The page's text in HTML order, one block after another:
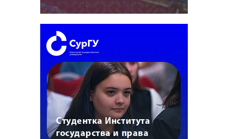
Студентка Института
государства и права